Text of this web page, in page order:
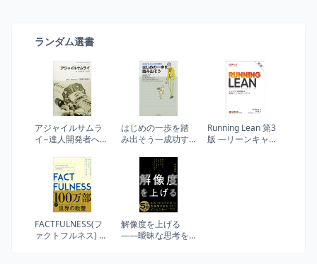
ランダム選書
アジャイルサムラ
イ−達人開発者への
はじめの一歩を踏
み出そう―成功す
Running Lean 第3
版 ―リーンキャン
FACTFULNESS(フ
ァクトフルネス) 10
解像度を上げる
――曖昧な思考を